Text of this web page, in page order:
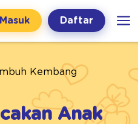
Masuk Daftar
Kembang
Anak